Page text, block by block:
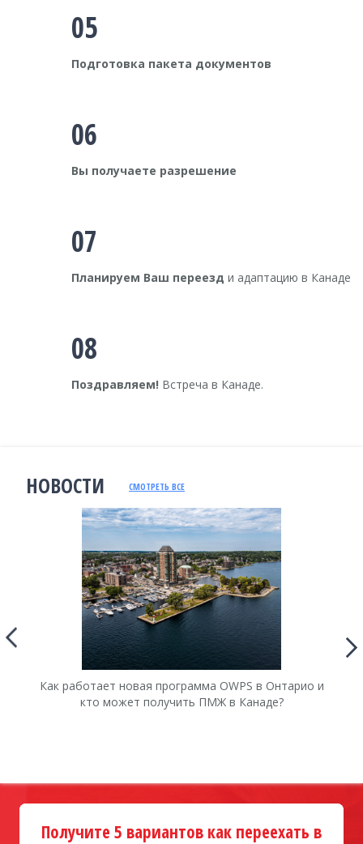
05
Подготовка пакета документов
06
Вы получаете разрешение
07
Планируем Ваш переезд и адаптацию в Канаде
08
Поздравляем! Встреча в Канаде.
НОВОСТИ СМОТРЕТЬ ВСЕ
Как работает новая программа OWPS в Онтарио и
кто может получить ПМЖ в Канаде?
Получите 5 вариантов как переехать в